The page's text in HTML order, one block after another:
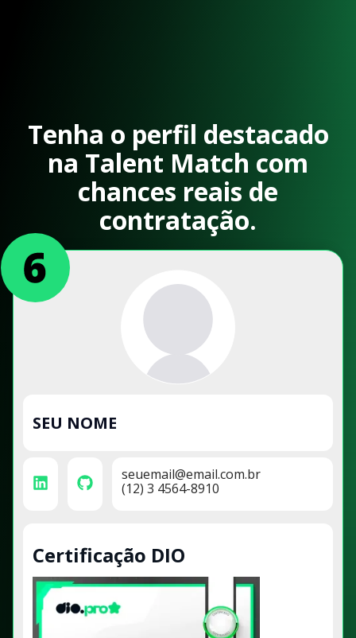
Tenha o perfil destacado
na Talent Match com
chances reais de
contratação.
SEU NOME
seuemail@email.com.br
(12) 3 4564-8910
Certificação DIO